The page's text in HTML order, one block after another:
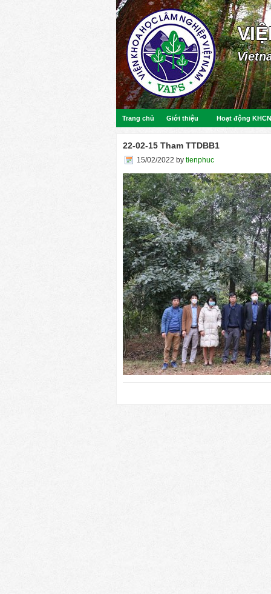
Trang chủ Giới thiệu Hoạt động KHCN
22-02-15 Tham TTDBB1
15/02/2022 by tienphuc